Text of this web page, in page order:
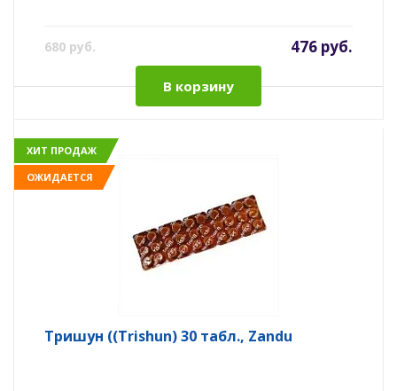
680 руб. 476 руб.
В корзину
ХИТ ПРОДАЖ
ОЖИДАЕТСЯ
Тришун ((Trishun) 30 табл., Zandu